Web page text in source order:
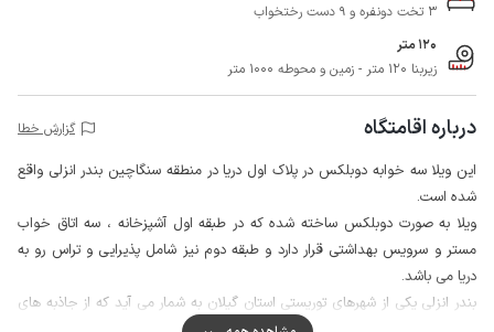
3 تخت دونفره و 9 دست رختخواب
120 متر
زیربنا 120 متر - زمین و محوطه 1000 متر
درباره اقامتگاه گزارش خطا
این ویلا سه خوابه دوبلکس در پلاک اول دریا در منطقه سنگاچین بندر انزلی واقع
شده است.
ویلا به صورت دوبلکس ساخته شده که در طبقه اول آشپزخانه ، سه اتاق خواب
مستر و سرویس بهداشتی قرار دارد و طبقه دوم نیز شامل پذیرایی و تراس رو به
دریا می باشد.
بندر انزلی یکی از شهرهای توریستی استان گیلان به شمار می آید که از جاذبه های